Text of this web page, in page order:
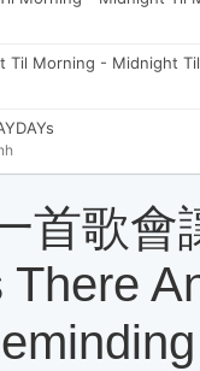
Til Morning - Midnight
首歌會
There